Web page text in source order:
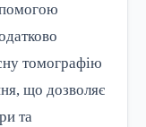
томографію
що дозволяє
та